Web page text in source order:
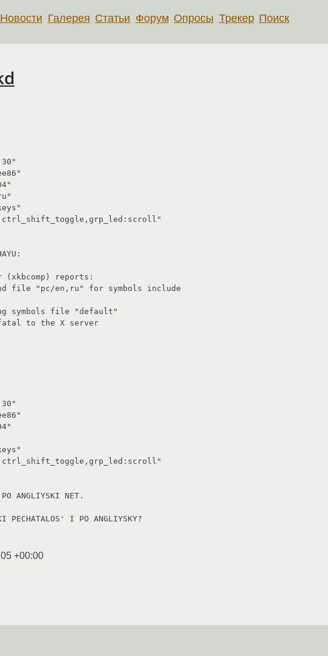
Новости Галерея Статьи Форум Опросы Трекер Поиск
(xkbcomp) reports:
"pc/en,ru" for symbols include
file "default"
fatal to the X server
ANGLIYSKI NET.
+00:00